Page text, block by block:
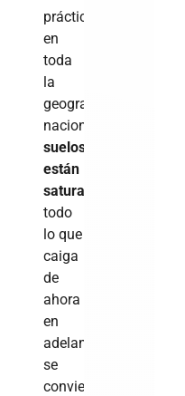
prácticamente
en
toda
la
geografía
nacional.
suelos
están
saturados
todo
lo que
caiga
de
ahora
en
adelante
se
convierte